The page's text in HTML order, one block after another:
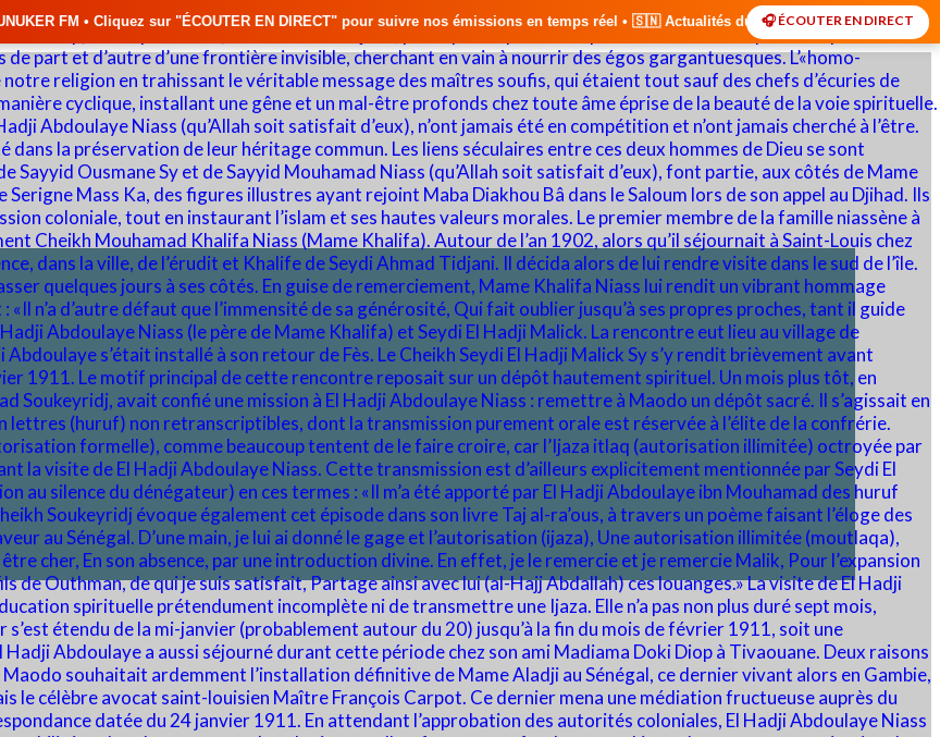
sur "ÉCOUTER EN DIRECT" pour suivre nos émissions en temps réel • 🇸🇳 Actualités du Sénégal • 🌍 Actualités Internationales • 🎙️
🎧 ÉCOUTER EN DIRECT